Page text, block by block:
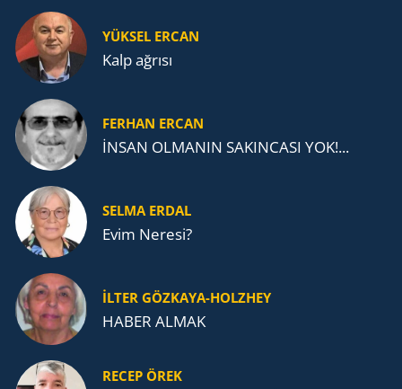
YÜKSEL ERCAN
Kalp ağrısı
FERHAN ERCAN
İNSAN OLMANIN SAKINCASI YOK!...
SELMA ERDAL
Evim Neresi?
İLTER GÖZKAYA-HOLZHEY
HABER ALMAK
RECEP ÖREK